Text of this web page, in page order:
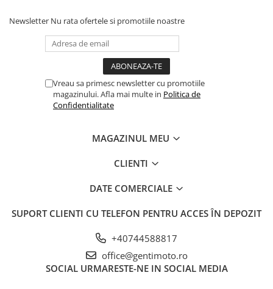
Newsletter Nu rata ofertele si promotiile noastre
Vreau sa primesc newsletter cu promotiile
magazinului. Afla mai multe in Politica de
Confidentialitate
MAGAZINUL MEU
CLIENTI
DATE COMERCIALE
SUPORT CLIENTI CU TELEFON PENTRU ACCES ÎN DEPOZIT
+40744588817
office@gentimoto.ro
SOCIAL URMARESTE-NE IN SOCIAL MEDIA